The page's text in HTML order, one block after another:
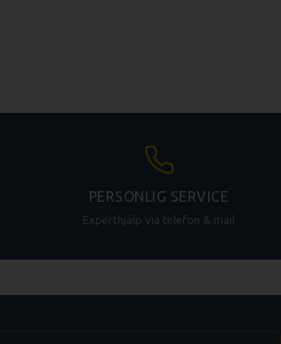
PERSONLIG SERVICE
Experthjälp via telefon & mail